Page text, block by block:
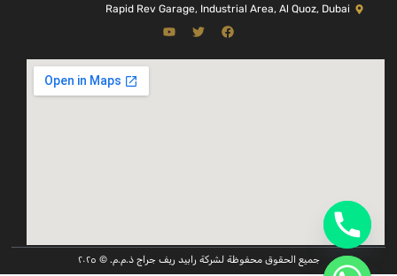
Rapid Rev Garage, Industrial Area, Al Quoz, Dubai
جميع الحقوق محفوظة لشركة رابيد ريف جراج ذ.م.م. © ٢٠٢٥